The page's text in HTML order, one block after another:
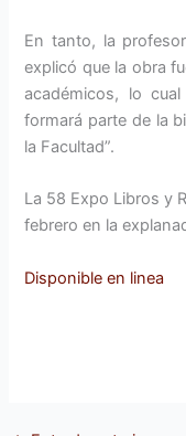
En tanto, la
explicó que la obra
académicos, lo
formará parte de la
la Facultad”.
La 58 Expo Libros y
febrero en la
Disponible en linea